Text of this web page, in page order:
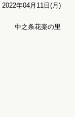
2022年04月11日(月)
中之条花楽の里